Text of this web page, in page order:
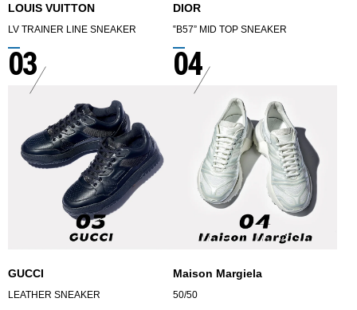
LOUIS VUITTON
LV TRAINER LINE SNEAKER
DIOR
‟B57” MID TOP SNEAKER
03
GUCCI
LEATHER SNEAKER
04
Maison Margiela
50/50